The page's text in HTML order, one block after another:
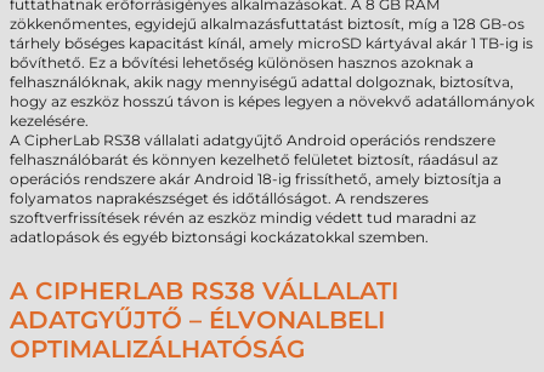
futtathatnak erőforrásigényes alkalmazásokat. A 8 GB RAM
zökkenőmentes, egyidejű alkalmazásfuttatást biztosít, míg a 128 GB-os
tárhely bőséges kapacitást kínál, amely microSD kártyával akár 1 TB-ig is
bővíthető. Ez a bővítési lehetőség különösen hasznos azoknak a
felhasználóknak, akik nagy mennyiségű adattal dolgoznak, biztosítva,
hogy az eszköz hosszú távon is képes legyen a növekvő adatállományok
kezelésére.
A CipherLab RS38 vállalati adatgyűjtő Android operációs rendszere
felhasználóbarát és könnyen kezelhető felületet biztosít, ráadásul az
operációs rendszere akár Android 18-ig frissíthető, amely biztosítja a
folyamatos naprakészséget és időtállóságot. A rendszeres
szoftverfrissítések révén az eszköz mindig védett tud maradni az
adatlopások és egyéb biztonsági kockázatokkal szemben.
A CIPHERLAB RS38 VÁLLALATI
ADATGYŰJTŐ – ÉLVONALBELI
OPTIMALIZÁLHATÓSÁG